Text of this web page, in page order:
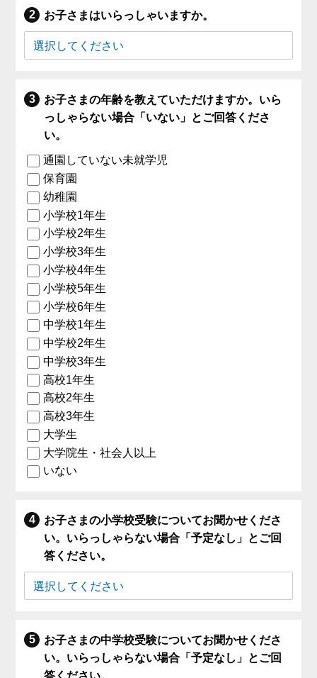
お子さまはいらっしゃいますか。
お子さまの年齢を教えていただけますか。いら
っしゃらない場合「いない」とご回答くださ
い。
通園していない未就学児
保育園
幼稚園
小学校1年生
小学校2年生
小学校3年生
小学校4年生
小学校5年生
小学校6年生
中学校1年生
中学校2年生
中学校3年生
高校1年生
高校2年生
高校3年生
大学生
大学院生・社会人以上
いない
お子さまの小学校受験についてお聞かせくださ
い。いらっしゃらない場合「予定なし」とご回
答ください。
お子さまの中学校受験についてお聞かせくださ
い。いらっしゃらない場合「予定なし」とご回